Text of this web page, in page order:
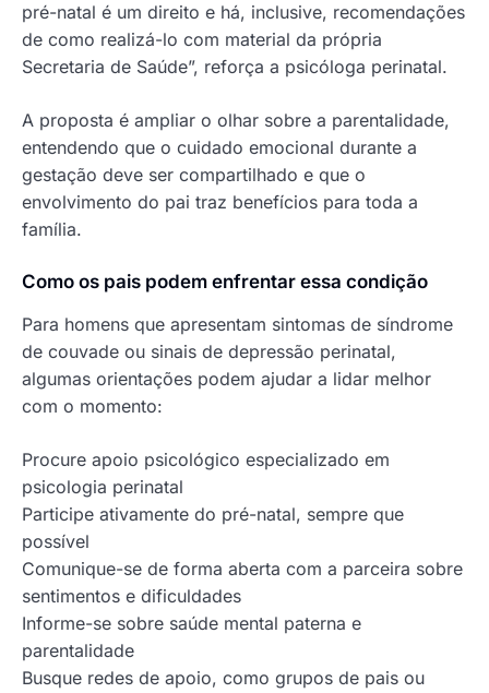
pré-natal é um direito e há, inclusive, recomendações
de como realizá-lo com material da própria
Secretaria de Saúde”, reforça a psicóloga perinatal.
A proposta é ampliar o olhar sobre a parentalidade,
entendendo que o cuidado emocional durante a
gestação deve ser compartilhado e que o
envolvimento do pai traz benefícios para toda a
família.
Como os pais podem enfrentar essa condição
Para homens que apresentam sintomas de síndrome
de couvade ou sinais de depressão perinatal,
algumas orientações podem ajudar a lidar melhor
com o momento:
Procure apoio psicológico especializado em
psicologia perinatal
Participe ativamente do pré-natal, sempre que
possível
Comunique-se de forma aberta com a parceira sobre
sentimentos e dificuldades
Informe-se sobre saúde mental paterna e
parentalidade
Busque redes de apoio, como grupos de pais ou